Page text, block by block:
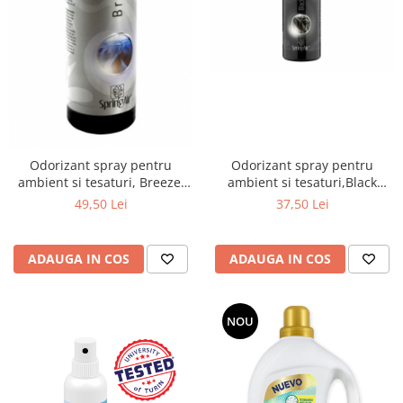
Uleiuri esentiale aromaterapie si
difuzoare
Odorizanti cu bete de ratan si
lumanari parfumate
Odorizanti spray si neutralizatori
miros ambient si tesaturi
Odorizanti pentru baie
Absorbanti de Umiditate & Rezerve
OdorBlock Neutralizatori miros
Pachete Odorizare
Betisoare parfumate
Produse pudra certificate Eco Cert
Auto Bricolaj & Gradina & Camping
Pasta si crema abraziva pentru
Odorizant spray pentru
ambient si tesaturi, Breeze,
500ml
49,50 Lei
ADAUGA IN COS
Odorizant spray pentru
ambient si tesaturi,Black
Satin,200ml
37,50 Lei
ADAUGA IN COS
NOU